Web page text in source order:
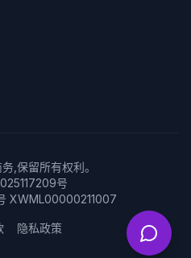
,保留所有权利。
号
XWML00000211007
隐私政策